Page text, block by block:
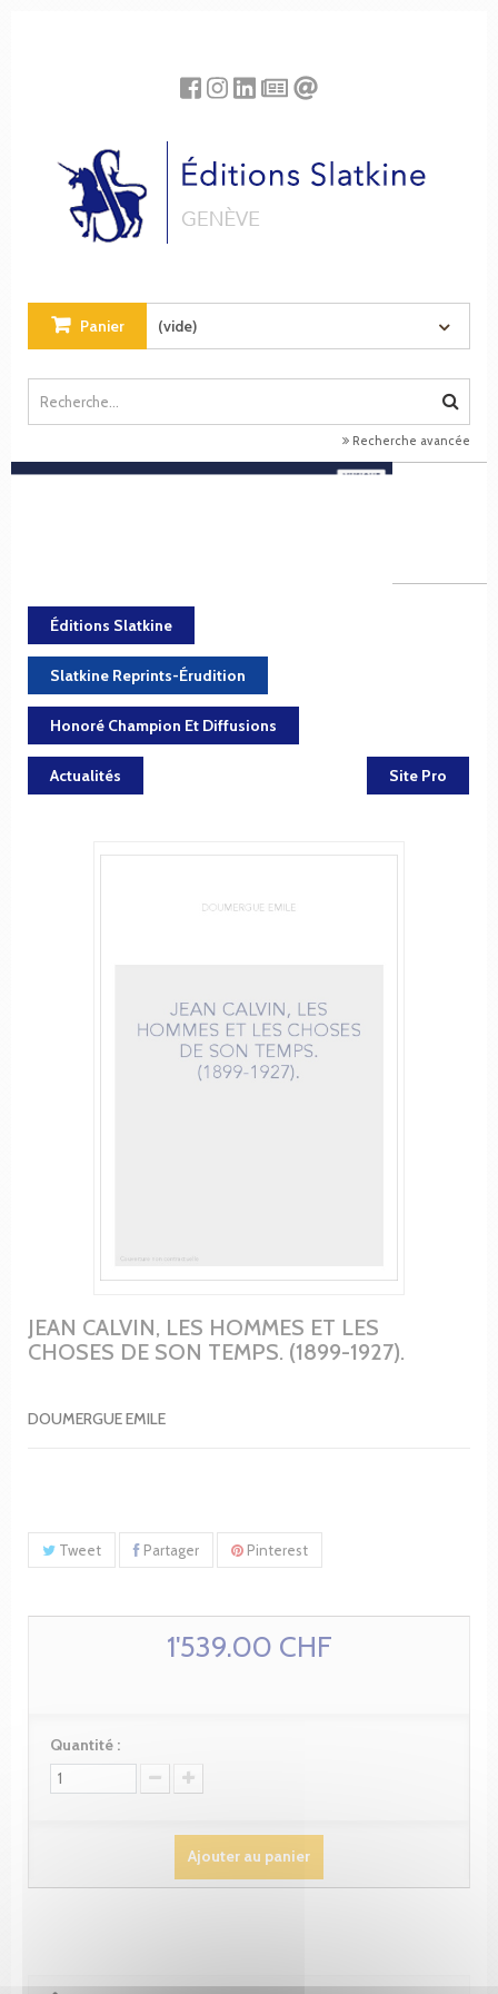
Panier (vide)
Recherche avancée
Éditions Slatkine
Slatkine Reprints-Érudition
Honoré Champion Et Diffusions
Actualités Site Pro
JEAN CALVIN, LES HOMMES ET LES
CHOSES DE SON TEMPS. (1899-1927).
DOUMERGUE EMILE
Tweet Partager Pinterest
1'539.00 CHF
Quantité :
Ajouter au panier